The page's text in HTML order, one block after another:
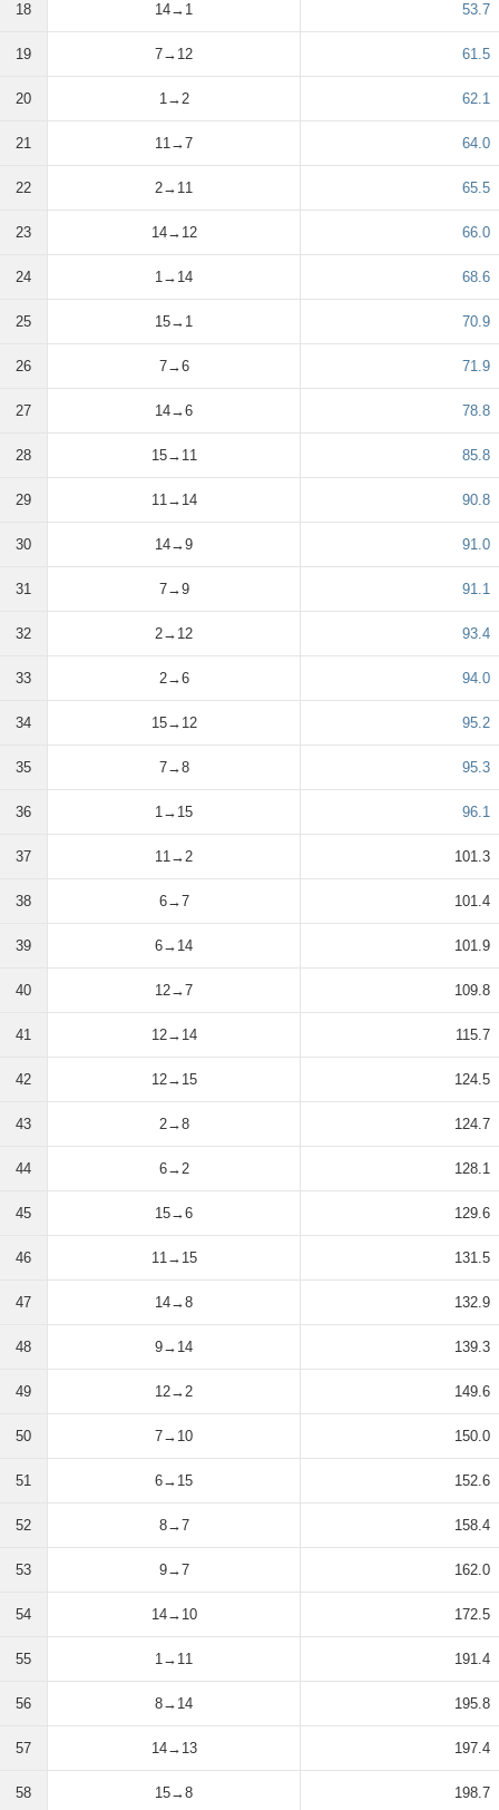
18 14→1 53.7
19 7→12 61.5
20 1→2 62.1
21 11→7 64.0
22 2→11 65.5
23 14→12 66.0
24 1→14 68.6
25 15→1 70.9
26 7→6 71.9
27 14→6 78.8
28 15→11 85.8
29 11→14 90.8
30 14→9 91.0
31 7→9 91.1
32 2→12 93.4
33 2→6 94.0
34 15→12 95.2
35 7→8 95.3
36 1→15 96.1
37 11→2 101.3
38 6→7 101.4
39 6→14 101.9
40 12→7 109.8
41 12→14 115.7
42 12→15 124.5
43 2→8 124.7
44 6→2 128.1
45 15→6 129.6
46 11→15 131.5
47 14→8 132.9
48 9→14 139.3
49 12→2 149.6
50 7→10 150.0
51 6→15 152.6
52 8→7 158.4
53 9→7 162.0
54 14→10 172.5
55 1→11 191.4
56 8→14 195.8
57 14→13 197.4
58 15→8 198.7